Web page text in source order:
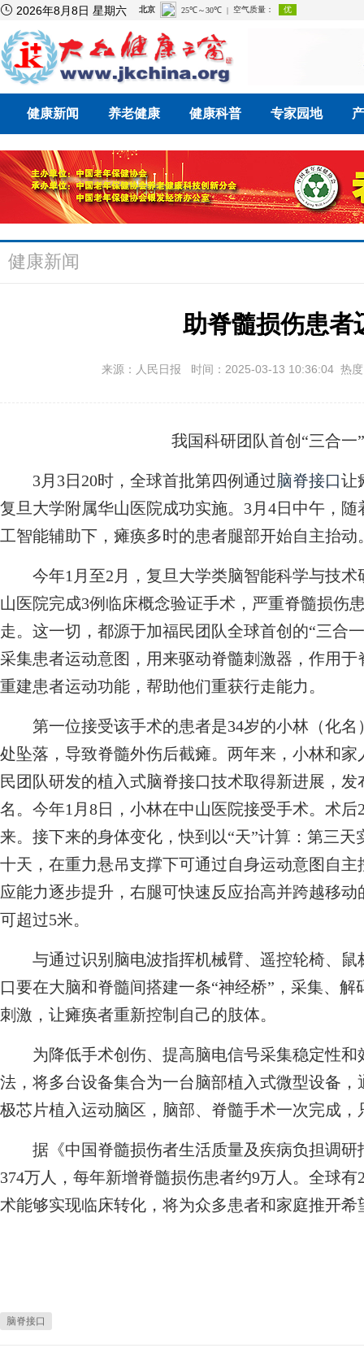
 2026年8月8日 星期六
健康新闻 养老健康 健康科普 专家园地
健康新闻
助脊髓损伤患者
来源：人民日报 时间：2025-03-13 10:36:04 热
我国科研团队首创“三合一”
3月3日20时，全球首批第四例通过脑脊接口让
复旦大学附属华山医院成功实施。3月4日中午，
工智能辅助下，瘫痪多时的患者腿部开始自主抬动
今年1月至2月，复旦大学类脑智能科学与技术
山医院完成3例临床概念验证手术，严重脊髓损伤
走。这一切，都源于加福民团队全球首创的“三合
采集患者运动意图，用来驱动脊髓刺激器，作用
重建患者运动功能，帮助他们重获行走能力。
第一位接受该手术的患者是34岁的小林（化名
处坠落，导致脊髓外伤后截瘫。两年来，小林和
民团队研发的植入式脑脊接口技术取得新进展，
名。今年1月8日，小林在中山医院接受手术。术
来。接下来的身体变化，快到以“天”计算：第三
十天，在重力悬吊支撑下可通过自身运动意图自
应能力逐步提升，右腿可快速反应抬高并跨越移
可超过5米。
与通过识别脑电波指挥机械臂、遥控轮椅、鼠
口要在大脑和脊髓间搭建一条“神经桥”，采集、
刺激，让瘫痪者重新控制自己的肢体。
为降低手术创伤、提高脑电信号采集稳定性和
法，将多台设备集合为一台脑部植入式微型设备
极芯片植入运动脑区，脑部、脊髓手术一次完成，
据《中国脊髓损伤者生活质量及疾病负担调研
374万人，每年新增脊髓损伤患者约9万人。全球
术能够实现临床转化，将为众多患者和家庭推开
脑脊接口